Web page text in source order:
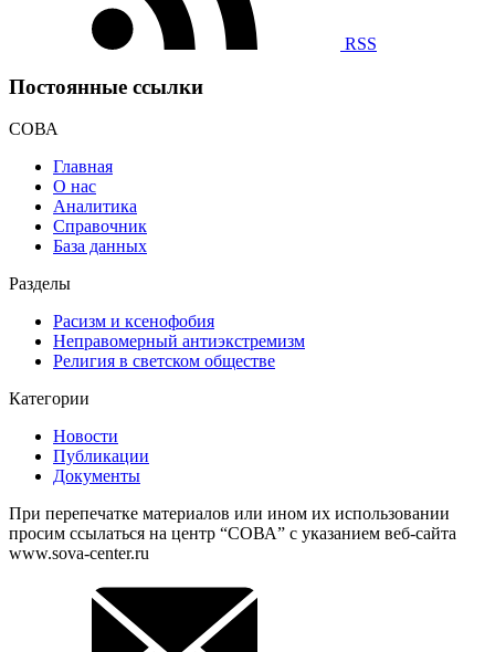
RSS
Постоянные ссылки
СОВА
Главная
О нас
Аналитика
Справочник
База данных
Разделы
Расизм и ксенофобия
Неправомерный антиэкстремизм
Религия в светском обществе
Категории
Новости
Публикации
Документы
При перепечатке материалов или ином их использовании
просим ссылаться на центр “СОВА” с указанием веб-сайта
www.sova-center.ru